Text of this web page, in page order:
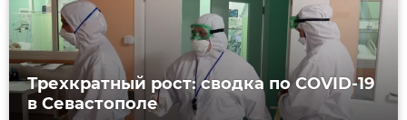
Трехкратный рост: сводка по COVID-19
в Севастополе